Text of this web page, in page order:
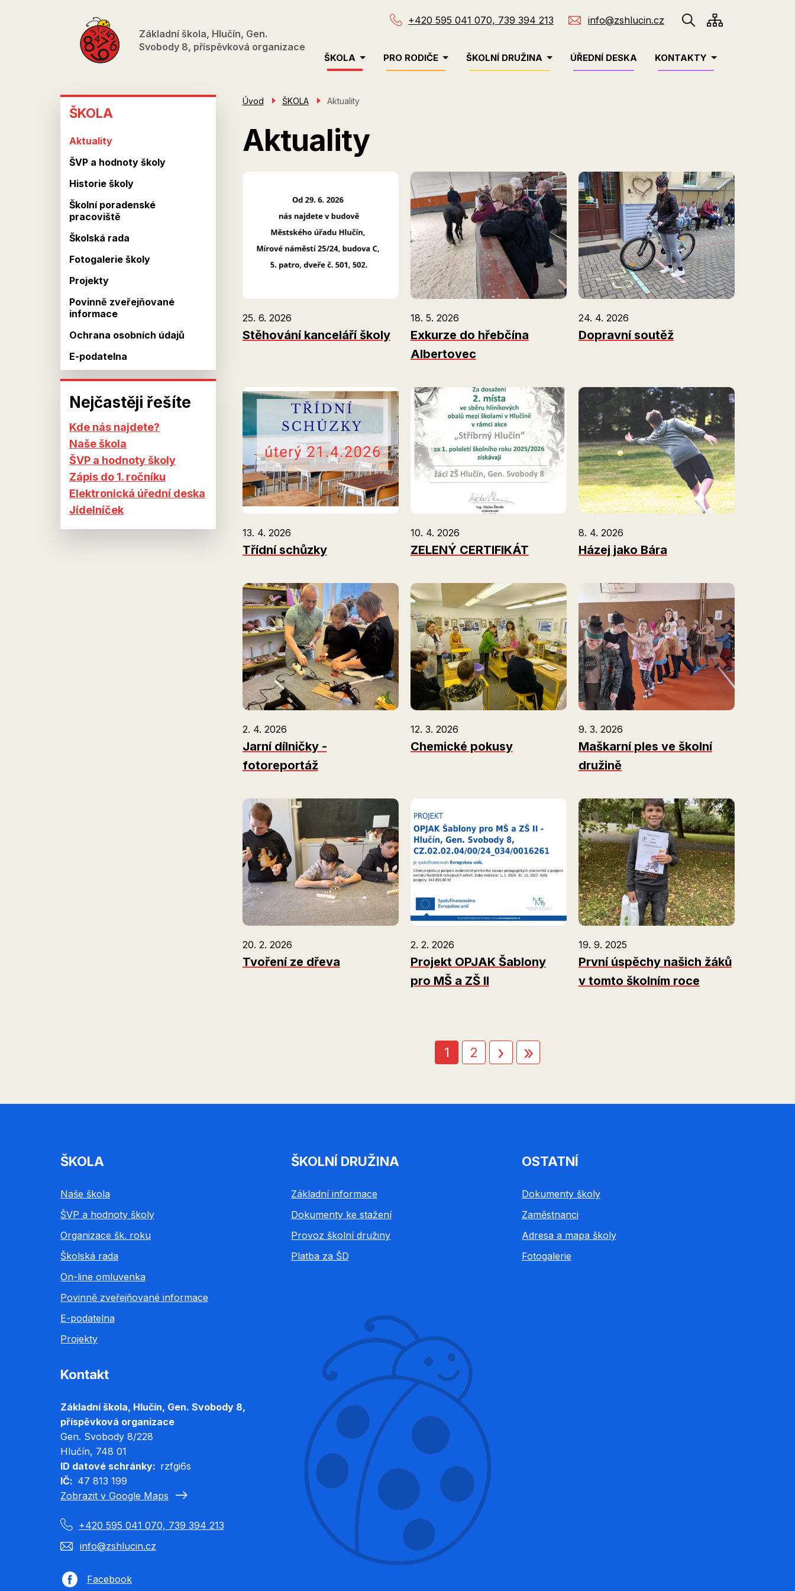
Základní škola, Hlučín, Gen.
Svobody 8, příspěvková organizace
+420 595 041 070, 739 394 213 info@zshlucin.cz
Menu
ŠKOLA PRO RODIČE ŠKOLNÍ DRUŽINA ÚŘEDNÍ DESKA KONTAKTY
ŠKOLA
ŠKOLA
Aktuality
ŠVP a hodnoty školy
Historie školy
Školní poradenské
pracoviště
Školská rada
Fotogalerie školy
Projekty
Povinně zveřejňované
informace
Ochrana osobních údajů
E-podatelna
Nejčastěji řešíte
Kde nás najdete?
Naše škola
ŠVP a hodnoty školy
Zápis do 1. ročníku
Elektronická úřední deska
Jídelníček
Úvod ŠKOLA Aktuality
Aktuality
25. 6. 2026
Stěhování kanceláří školy
18. 5. 2026
Exkurze do hřebčína
Albertovec
24. 4. 2026
Dopravní soutěž
13. 4. 2026
Třídní schůzky
10. 4. 2026
ZELENÝ CERTIFIKÁT
8. 4. 2026
Házej jako Bára
2. 4. 2026
Jarní dílničky -
fotoreportáž
12. 3. 2026
Chemické pokusy
9. 3. 2026
Maškarní ples ve školní
družině
20. 2. 2026
Tvoření ze dřeva
2. 2. 2026
Projekt OPJAK Šablony
pro MŠ a ZŠ II
19. 9. 2025
První úspěchy našich žáků
v tomto školním roce
Aktuální
stránka
1 Page
2
Následující
stránka
›
Poslední
stránka
»
ŠKOLA
Naše škola
ŠVP a hodnoty školy
Organizace šk. roku
Školská rada
On-line omluvenka
Povinně zveřejňované informace
E-podatelna
Projekty
ŠKOLNÍ DRUŽINA
Základní informace
Dokumenty ke stažení
Provoz školní družiny
Platba za ŠD
OSTATNÍ
Dokumenty školy
Zaměstnanci
Adresa a mapa školy
Fotogalerie
Kontakt
Základní škola, Hlučín, Gen. Svobody 8,
příspěvková organizace
Gen. Svobody 8/228
Hlučín, 748 01
ID datové schránky
rzfgi6s
IČ
47 813 199
Zobrazit v Google Maps
+420 595 041 070, 739 394 213
info@zshlucin.cz
Facebook